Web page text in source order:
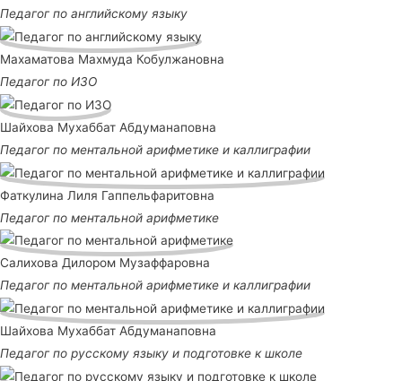
Педагог по английскому языку
Махаматова Махмуда Кобулжановна
Педагог по ИЗО
Шайхова Мухаббат Абдуманаповна
Педагог по ментальной арифметике и каллиграфии
Фаткулина Лиля Гаппельфаритовна
Педагог по ментальной арифметике
Салихова Дилором Музаффаровна
Педагог по ментальной арифметике и каллиграфии
Шайхова Мухаббат Абдуманаповна
Педагог по русскому языку и подготовке к школе